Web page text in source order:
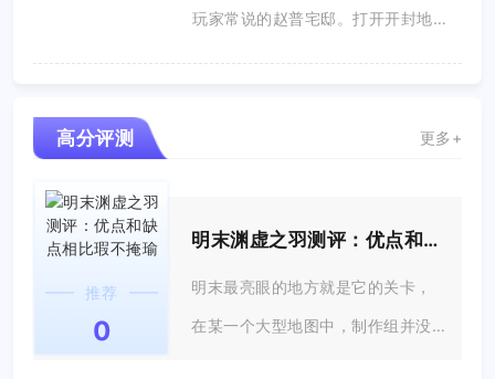
玩家常说的赵普宅邸。打开开封地
高分评测 更多+
推荐
0
明末渊虚之羽测评：优点和缺点相比瑕不掩瑜
明末最亮眼的地方就是它的关卡，
在某一个大型地图中，制作组并没